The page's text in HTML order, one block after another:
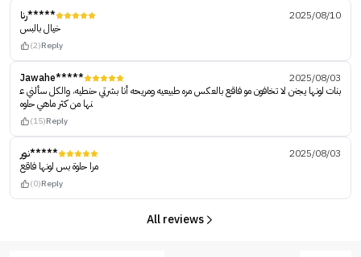
رنا*****
2025/08/10
خيال بالبس
(2)Reply
Jawahe*****
2025/08/03
بنات لونها يجنن لا تخافون مو فاقع بالعكس مره طبيعيه ومريحه أنا بشرتي حنطيه، والكل سألني ع
نها من كثر ماهي حلوه
(15)Reply
نور*****
2025/08/03
مرا حلوة بس لونها فاقع
(0)Reply
All reviews